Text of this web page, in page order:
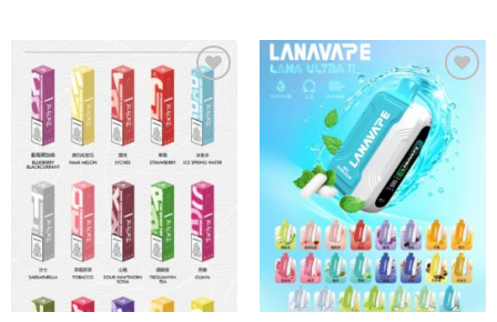
Add to
wishlist
Add to
wishlist